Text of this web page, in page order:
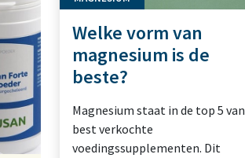
Welke vorm van
magnesium is de
beste?
Magnesium staat in de top 5 van
best verkochte
voedingssupplementen. Dit